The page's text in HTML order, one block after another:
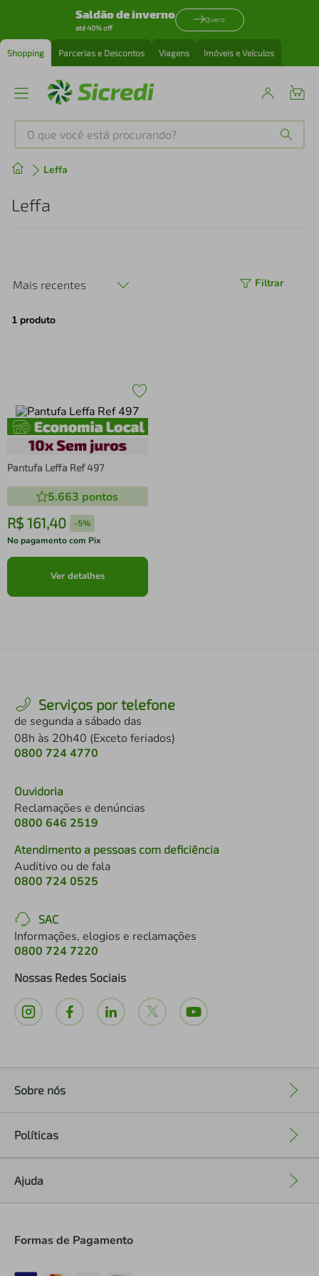
Saldão de inverno
até 40% off
Quero
Shopping Parcerias e Descontos Viagens Imóveis e Veículos
O que você está procurando?
Leffa
Leffa
Mais recentes Filtrar
1 produto
Pantufa Leffa Ref 497
5.663 pontos
R$ 161,40 -5%
No pagamento com Pix
Ver detalhes
Serviços por telefone
de segunda a sábado das
08h às 20h40 (Exceto feriados)
0800 724 4770
Ouvidoria
Reclamações e denúncias
0800 646 2519
Atendimento a pessoas com deficiência
Auditivo ou de fala
0800 724 0525
SAC
Informações, elogios e reclamações
0800 724 7220
Nossas Redes Sociais
Sobre nós
Políticas
Ajuda
Formas de Pagamento
Produtos mais buscados
1º
perfume
4º